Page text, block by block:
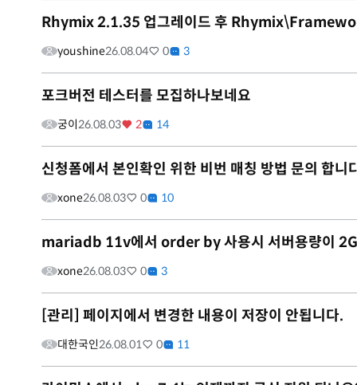
Rhymix 2.1.35 업그레이드 후
youshine26.08.04 0 3
포크버전 테스터를 모집하나보네요
궁이26.08.03 2 14
신청폼에서 본인확인 위한 비번 매칭 방법 문의 합니
xone26.08.03 0 10
mariadb 11v에서 order by 사용시 서버용량이 2G
xone26.08.03 0 3
[관리] 페이지에서 변경한 내용이 저장이 안됩니다.
대한국인26.08.01 0 11